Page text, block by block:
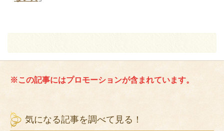
※この記事にはプロモーションが含まれています。
気になる記事を調べて見る！